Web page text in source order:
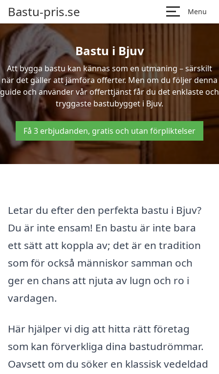
Bastu-pris.se Menu
Bastu i Bjuv
Att bygga bastu kan kännas som en utmaning – särskilt
när det gäller att jämföra offerter. Men om du följer denna
guide och använder vår offerttjänst får du det enklaste och
tryggaste bastubygget i Bjuv.
Få 3 erbjudanden, gratis och utan förpliktelser
Letar du efter den perfekta bastu i Bjuv?
Du är inte ensam! En bastu är inte bara
ett sätt att koppla av; det är en tradition
som för också människor samman och
ger en chans att njuta av lugn och ro i
vardagen.
Här hjälper vi dig att hitta rätt företag
som kan förverkliga dina bastudrömmar.
Oavsett om du söker en klassisk vedeldad